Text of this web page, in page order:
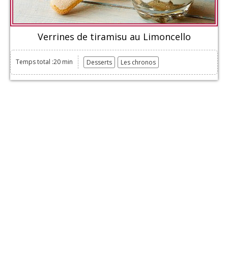
Verrines de tiramisu au Limoncello
Temps total :20 min Desserts Les chronos